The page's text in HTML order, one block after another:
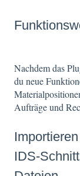
Nachdem das
du neue
Aufträge und
IDS-